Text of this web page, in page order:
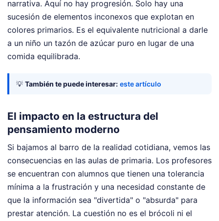
narrativa. Aquí no hay progresión. Solo hay una
sucesión de elementos inconexos que explotan en
colores primarios. Es el equivalente nutricional a darle
a un niño un tazón de azúcar puro en lugar de una
comida equilibrada.
💡 También te puede interesar: este artículo
El impacto en la estructura del
pensamiento moderno
Si bajamos al barro de la realidad cotidiana, vemos las
consecuencias en las aulas de primaria. Los profesores
se encuentran con alumnos que tienen una tolerancia
mínima a la frustración y una necesidad constante de
que la información sea "divertida" o "absurda" para
prestar atención. La cuestión no es el brócoli ni el